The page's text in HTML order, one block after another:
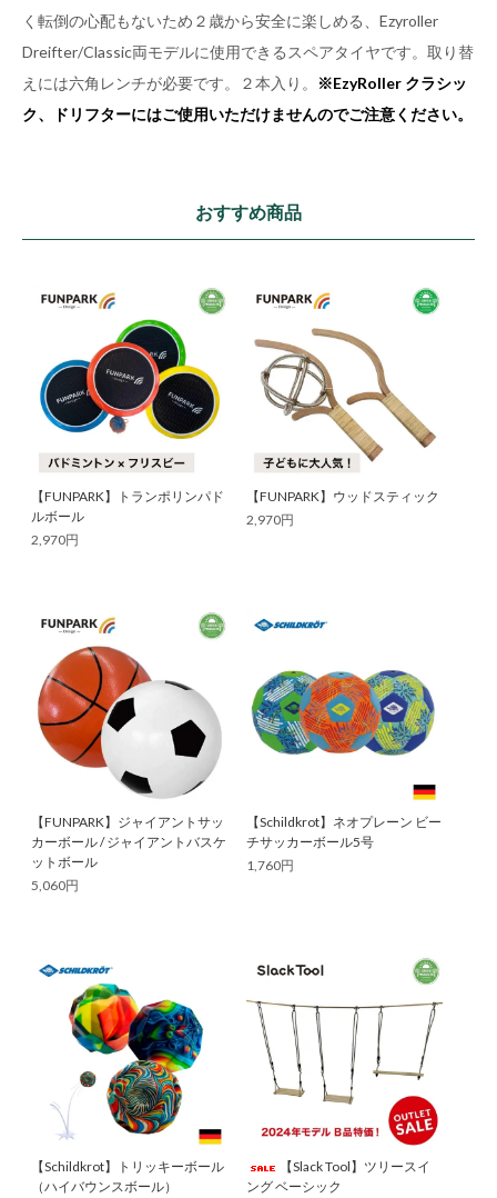
く転倒の心配もないため２歳から安全に楽しめる、Ezyroller
Dreifter/Classic両モデルに使用できるスペアタイヤです。取り替
えには六角レンチが必要です。２本入り。
※EzyRoller クラシッ
ク、ドリフターにはご使用いただけませんのでご注意ください。
おすすめ商品
【FUNPARK】トランポリンパド
ルボール
2,970円
【FUNPARK】ウッドスティック
2,970円
【FUNPARK】ジャイアントサッ
カーボール / ジャイアントバスケ
ットボール
5,060円
【Schildkrot】ネオプレーン ビー
チサッカーボール5号
1,760円
【Schildkrot】トリッキーボール
（ハイバウンスボール）
【Slack Tool】ツリースイ
ング ベーシック